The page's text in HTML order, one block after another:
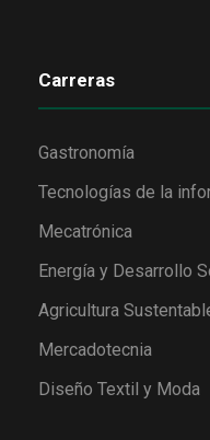
Carreras
Gastronomía
Tecnologías de la
Mecatrónica
Energía y Desarrollo
Agricultura
Mercadotecnia
Diseño Textil y Moda